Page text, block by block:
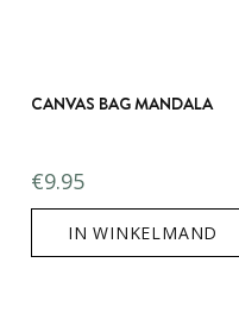
CANVAS BAG MANDALA
€9.95
IN WINKELMAND